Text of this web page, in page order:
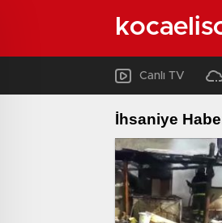
Canlı TV
İhsaniye